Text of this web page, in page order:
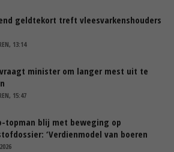
geldtekort treft vleesvarkenshouders
13:14
vraagt minister om langer mest uit te
15:47
topman blij met beweging op
‘Verdienmodel van boeren